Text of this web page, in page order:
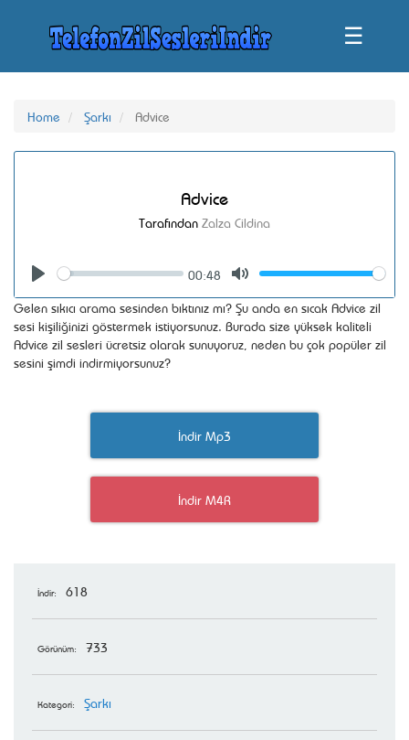
☰
Home Şarkı Advice
Advice
Tarafından Zalza Cildina
Seek
00:48
Volume
Gelen sıkıcı arama sesinden bıktınız mı? Şu anda en sıcak Advice zil
sesi kişiliğinizi göstermek istiyorsunuz. Burada size yüksek kaliteli
Advice zil sesleri ücretsiz olarak sunuyoruz, neden bu çok popüler zil
sesini şimdi indirmiyorsunuz?
İndir Mp3
İndir M4R
İndir: 618
Görünüm: 733
Kategori: Şarkı